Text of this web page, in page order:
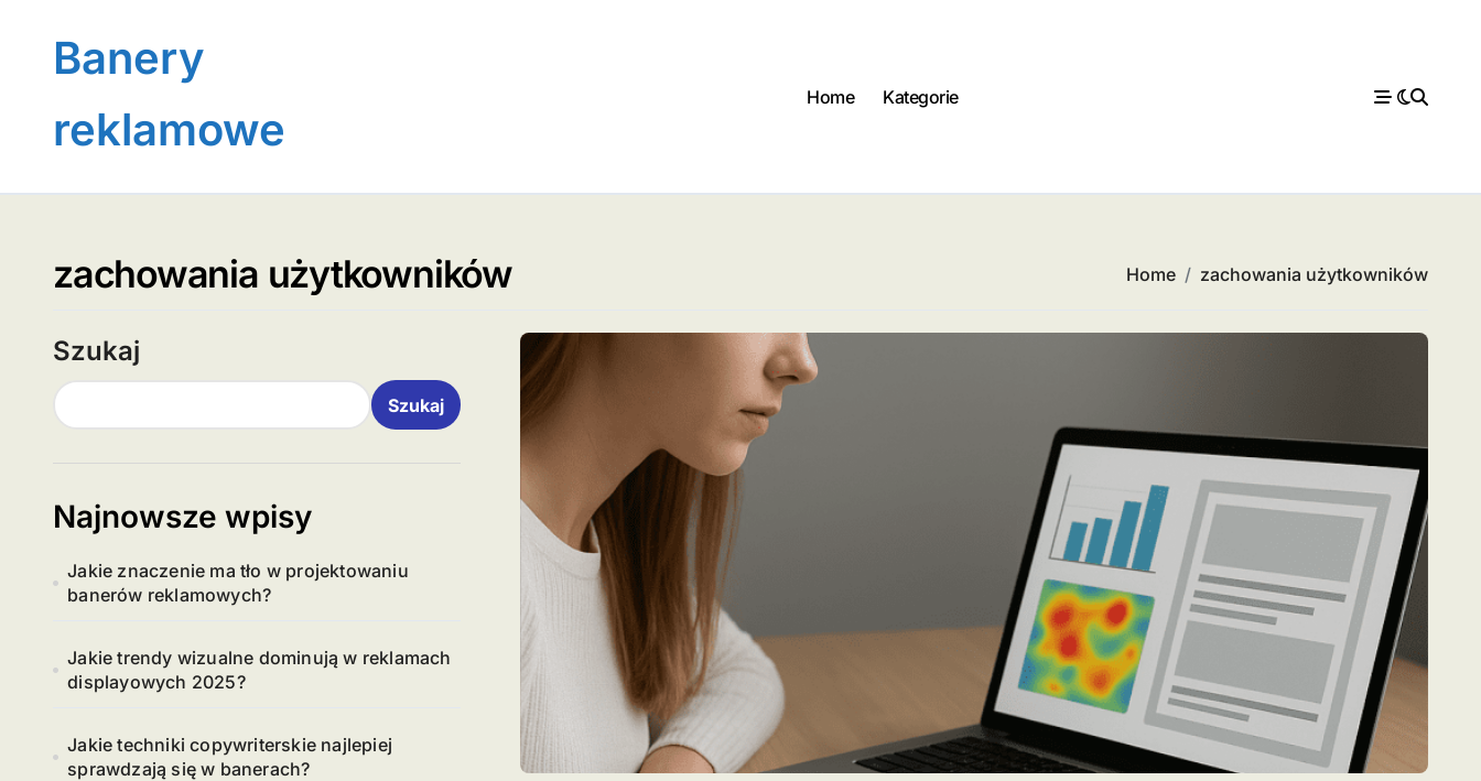
contentBanery
reklamowe
Home Kategorie
zachowania użytkowników Home zachowania użytkowników
Szukaj
Szukaj
Najnowsze wpisy
Jakie znaczenie ma tło w projektowaniu
banerów reklamowych?
Jakie trendy wizualne dominują w reklamach
displayowych 2025?
Jakie techniki copywriterskie najlepiej
sprawdzają się w banerach?